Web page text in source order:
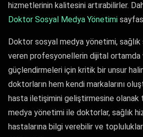
hizmetlerinin kalitesini artırabilirler.
Doktor Sosyal Medya Yönetimi
Doktor sosyal medya yönetimi,
veren profesyonellerin dijital ortamda
güçlendirmeleri için kritik bir unsur
doktorların hem kendi markalarını
hasta iletişimini geliştirmesine olanak
medya yönetimi ile doktorlar, sağlık
hastalarına bilgi verebilir ve